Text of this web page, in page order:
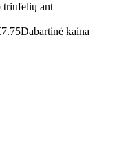
triufelių ant
7.75Dabartinė kaina